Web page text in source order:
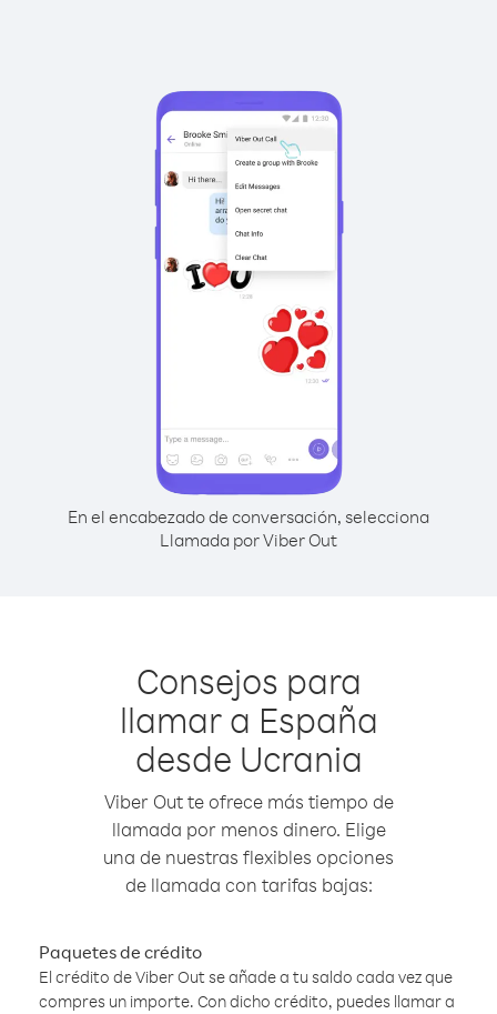
En el encabezado de conversación, selecciona
Llamada por Viber Out
Consejos para
llamar a España
desde Ucrania
Viber Out te ofrece más tiempo de
llamada por menos dinero. Elige
una de nuestras flexibles opciones
de llamada con tarifas bajas:
Paquetes de crédito
El crédito de Viber Out se añade a tu saldo cada vez que
compres un importe. Con dicho crédito, puedes llamar a